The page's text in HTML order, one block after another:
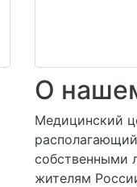
О
Медицинский
собственными
жителям